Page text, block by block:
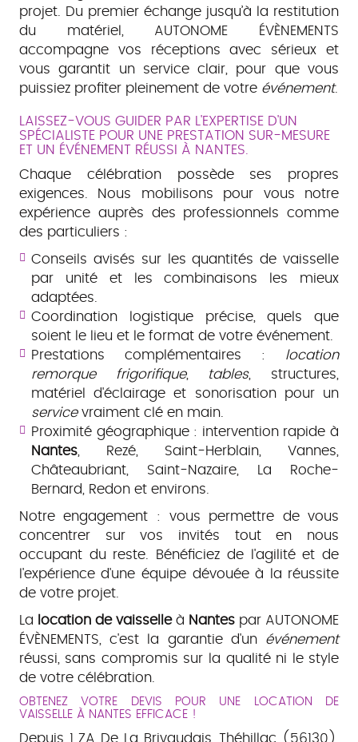
projet. Du premier échange jusqu’à la restitution
du matériel, AUTONOME ÉVÈNEMENTS
accompagne vos réceptions avec sérieux et
vous garantit un service clair, pour que vous
puissiez profiter pleinement de votre événement.
LAISSEZ-VOUS GUIDER PAR L'EXPERTISE D'UN
SPÉCIALISTE POUR UNE PRESTATION SUR-MESURE
ET UN ÉVÉNEMENT RÉUSSI À NANTES.
Chaque célébration possède ses propres
exigences. Nous mobilisons pour vous notre
expérience auprès des professionnels comme
des particuliers :
Conseils avisés sur les quantités de vaisselle
par unité et les combinaisons les mieux
adaptées.
Coordination logistique précise, quels que
soient le lieu et le format de votre événement.
Prestations complémentaires : location
remorque frigorifique, tables, structures,
matériel d'éclairage et sonorisation pour un
servicevraiment clé en main.
Proximité géographique : intervention rapide à
Nantes, Rezé, Saint-Herblain, Vannes,
Châteaubriant, Saint-Nazaire, La Roche-
Bernard, Redon et environs.
Notre engagement : vous permettre de vous
concentrer sur vos invités tout en nous
occupant du reste. Bénéficiez de l'agilité et de
l'expérience d'une équipe dévouée à la réussite
de votre projet.
La location de vaisselleà Nantes par AUTONOME
ÉVÈNEMENTS, c'est la garantie d'un événement
réussi, sans compromis sur la qualité ni le style
de votre célébration.
OBTENEZ VOTRE DEVIS POUR UNE LOCATION DE
VAISSELLE À NANTES EFFICACE !
Depuis 1 ZA De La Brivaudais, Théhillac (56130),